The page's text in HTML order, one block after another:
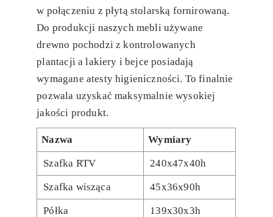
w połączeniu z płytą stolarską fornirowaną.
Do produkcji naszych mebli używane
drewno pochodzi z kontrolowanych
plantacji a lakiery i bejce posiadają
wymagane atesty higieniczności. To finalnie
pozwala uzyskać maksymalnie wysokiej
jakości produkt.
Nazwa Wymiary
Szafka RTV 240x47x40h
Szafka wisząca 45x36x90h
Półka 139x30x3h